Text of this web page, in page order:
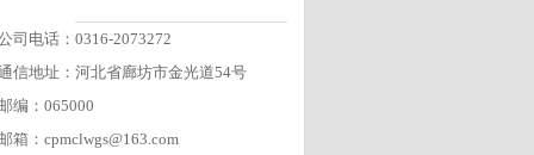
司电话：0316-2073272
信地址：河北省廊坊市金光道54号
编：065000
箱：cpmclwgs@163.com